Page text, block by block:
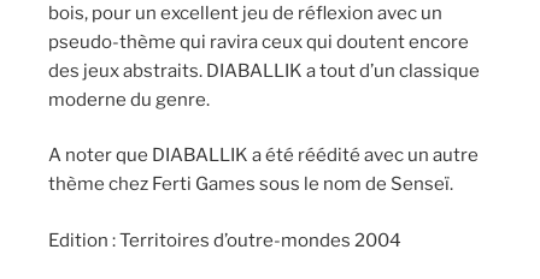
bois, pour un excellent jeu de réflexion avec un
pseudo-thème qui ravira ceux qui doutent encore
des jeux abstraits. DIABALLIK a tout d’un classique
moderne du genre.
A noter que DIABALLIK a été réédité avec un autre
thème chez Ferti Games sous le nom de Senseï.
Edition : Territoires d’outre-mondes 2004